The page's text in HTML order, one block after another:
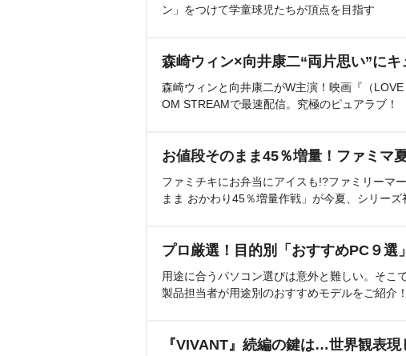
ン」をつけて学童球児たちが頂点を目指す
森崎ウィン×向井康二“両片思い”にキ
森崎ウィンと向井康二がW主演！映画『（
OM STREAMで最速配信。究極のピュアラブ！
お値段そのまま45％増量！ファミマ
ファミチキにお弁当にアイスも!?ファミリーマ
まま おかわり45％増量作戦」が今夏、シリーズ
プロ厳選！目的別「おすすめPC９選
用途に合うパソコン選びは意外と難しい。そこ
製品担当者が用途別のおすすめモデルをご紹介！
『VIVANT』続編の鍵は…世界観表